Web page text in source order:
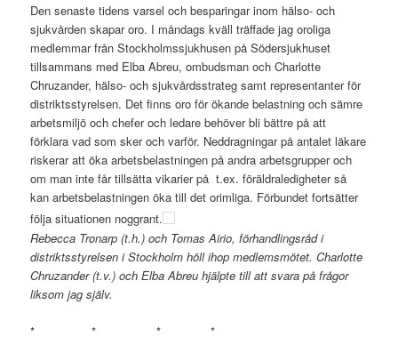
Den senaste tidens varsel och besparingar inom hälso- och
sjukvården skapar oro. I måndags kväll träffade jag oroliga
medlemmar från Stockholmssjukhusen på Södersjukhuset
tillsammans med Elba Abreu, ombudsman och Charlotte
Chruzander, hälso- och sjukvårdsstrateg samt representanter för
distriktsstyrelsen. Det finns oro för ökande belastning och sämre
arbetsmiljö och chefer och ledare behöver bli bättre på att
förklara vad som sker och varför. Neddragningar på antalet läkare
riskerar att öka arbetsbelastningen på andra arbetsgrupper och
om man inte får tillsätta vikarier på t.ex. föräldraledigheter så
kan arbetsbelastningen öka till det orimliga. Förbundet fortsätter
följa situationen noggrant.
Rebecca Tronarp (t.h.) och Tomas Airio, förhandlingsråd i
distriktsstyrelsen i Stockholm höll ihop medlemsmötet. Charlotte
Chruzander (t.v.) och Elba Abreu hjälpte till att svara på frågor
liksom jag själv.
* * * *